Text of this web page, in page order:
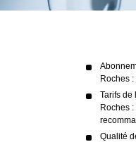
Roches
Tarifs de
Roches
Qualité